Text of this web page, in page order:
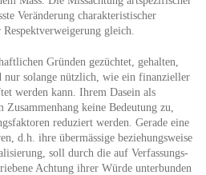
Veränderung charakteristischer
gleich.
Gründen gezüchtet, gehalten,
nur solange nützlich, wie ein finanzieller
werden kann. Ihrem Dasein als
keine Bedeutung zu,
reduziert werden. Gerade eine
d.h. ihre übermässige beziehungsweise
soll durch die auf Verfassungs-
Achtung ihrer Würde unterbunden